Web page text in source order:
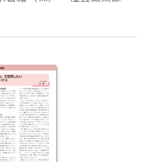
＞編，（4）＜日本：
，全256図あります。